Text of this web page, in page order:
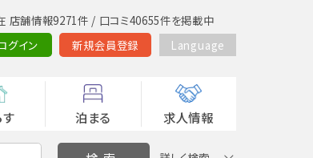
店舗情報9271件 / 口コミ40655件を掲載中
グイン
新規会員登録 Language
泊まる 求人情報